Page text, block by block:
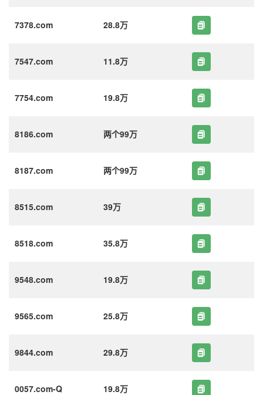
7378.com 28.8万
7547.com 11.8万
7754.com 19.8万
8186.com 两个99万
8187.com 两个99万
8515.com 39万
8518.com 35.8万
9548.com 19.8万
9565.com 25.8万
9844.com 29.8万
0057.com-Q 19.8万